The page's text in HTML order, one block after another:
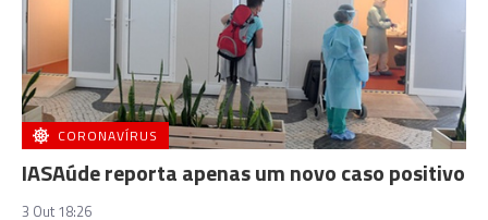
CORONAVÍRUS
IASAúde reporta apenas um novo caso positivo
3 Out 18:26